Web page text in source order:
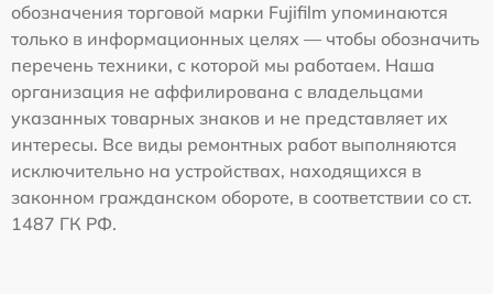
обозначения торговой марки Fujifilm упоминаются
только в информационных целях — чтобы обозначить
перечень техники, с которой мы работаем. Наша
организация не аффилирована с владельцами
указанных товарных знаков и не представляет их
интересы. Все виды ремонтных работ выполняются
исключительно на устройствах, находящихся в
законном гражданском обороте, в соответствии со ст.
1487 ГК РФ.